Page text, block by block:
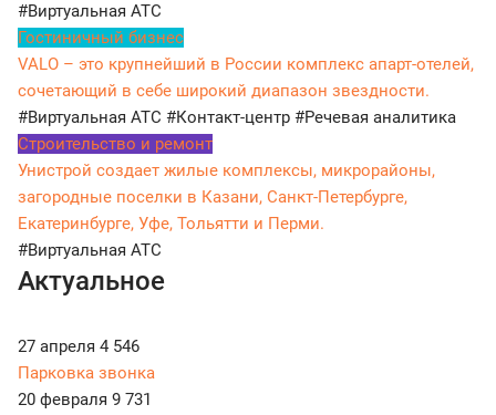
#Виртуальная АТС
Гостиничный бизнес
VALO – это крупнейший в России комплекс апарт-отелей,
сочетающий в себе широкий диапазон звездности.
#Виртуальная АТС #Контакт-центр #Речевая аналитика
Строительство и ремонт
Унистрой создает жилые комплексы, микрорайоны,
загородные поселки в Казани, Санкт-Петербурге,
Екатеринбурге, Уфе, Тольятти и Перми.
#Виртуальная АТС
Актуальное
27 апреля 4 546
Парковка звонка
20 февраля 9 731